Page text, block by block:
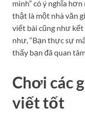
mình” có ý nghĩa
thật là một nhà văn
viết bài cũng như
như, “Bạn thực sự
thấy bạn đã quan
Chơi các
viết tốt